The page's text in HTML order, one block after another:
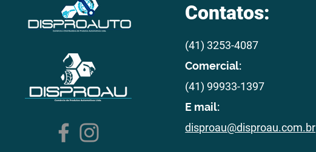
Contatos:
(41) 3253-4087
Comercial:
(41) 99933-1397
E mail:
disproau@disproau.com.br